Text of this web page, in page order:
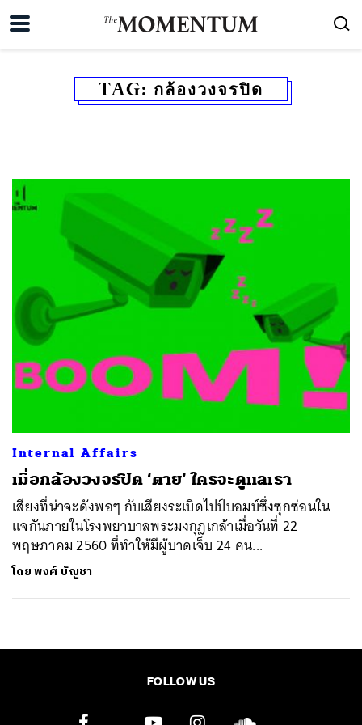
TAG: กล้องวงจรปิด
Internal Affairs
เมื่อกล้องวงจรปิด ‘ตาย’ ใครจะดูแลเรา
เสียงที่น่าจะดังพอๆ กับเสียงระเบิดไปป์บอมบ์ซึ่งซุกซ่อนใน
แจกันภายในโรงพยาบาลพระมงกุฎเกล้าเมื่อวันที่ 22
พฤษภาคม 2560 ที่ทำให้มีผู้บาดเจ็บ 24 คน...
โดยพงศ์ บัญชา
FOLLOW US
ค้นหา
TWEET LINE EMAIL